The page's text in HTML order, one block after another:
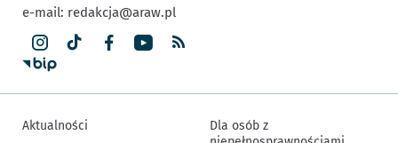
e-mail: redakcja@araw.pl
Aktualności
Dla osób z